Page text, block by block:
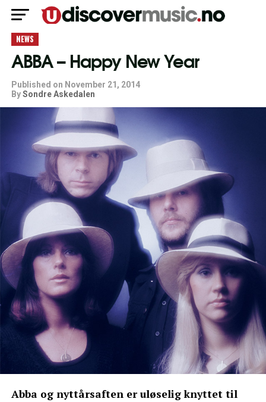
NEWS
ABBA – Happy New Year
Published on November 21, 2014
By Sondre Askedalen
Abba og nyttårsaften er uløselig knyttet til